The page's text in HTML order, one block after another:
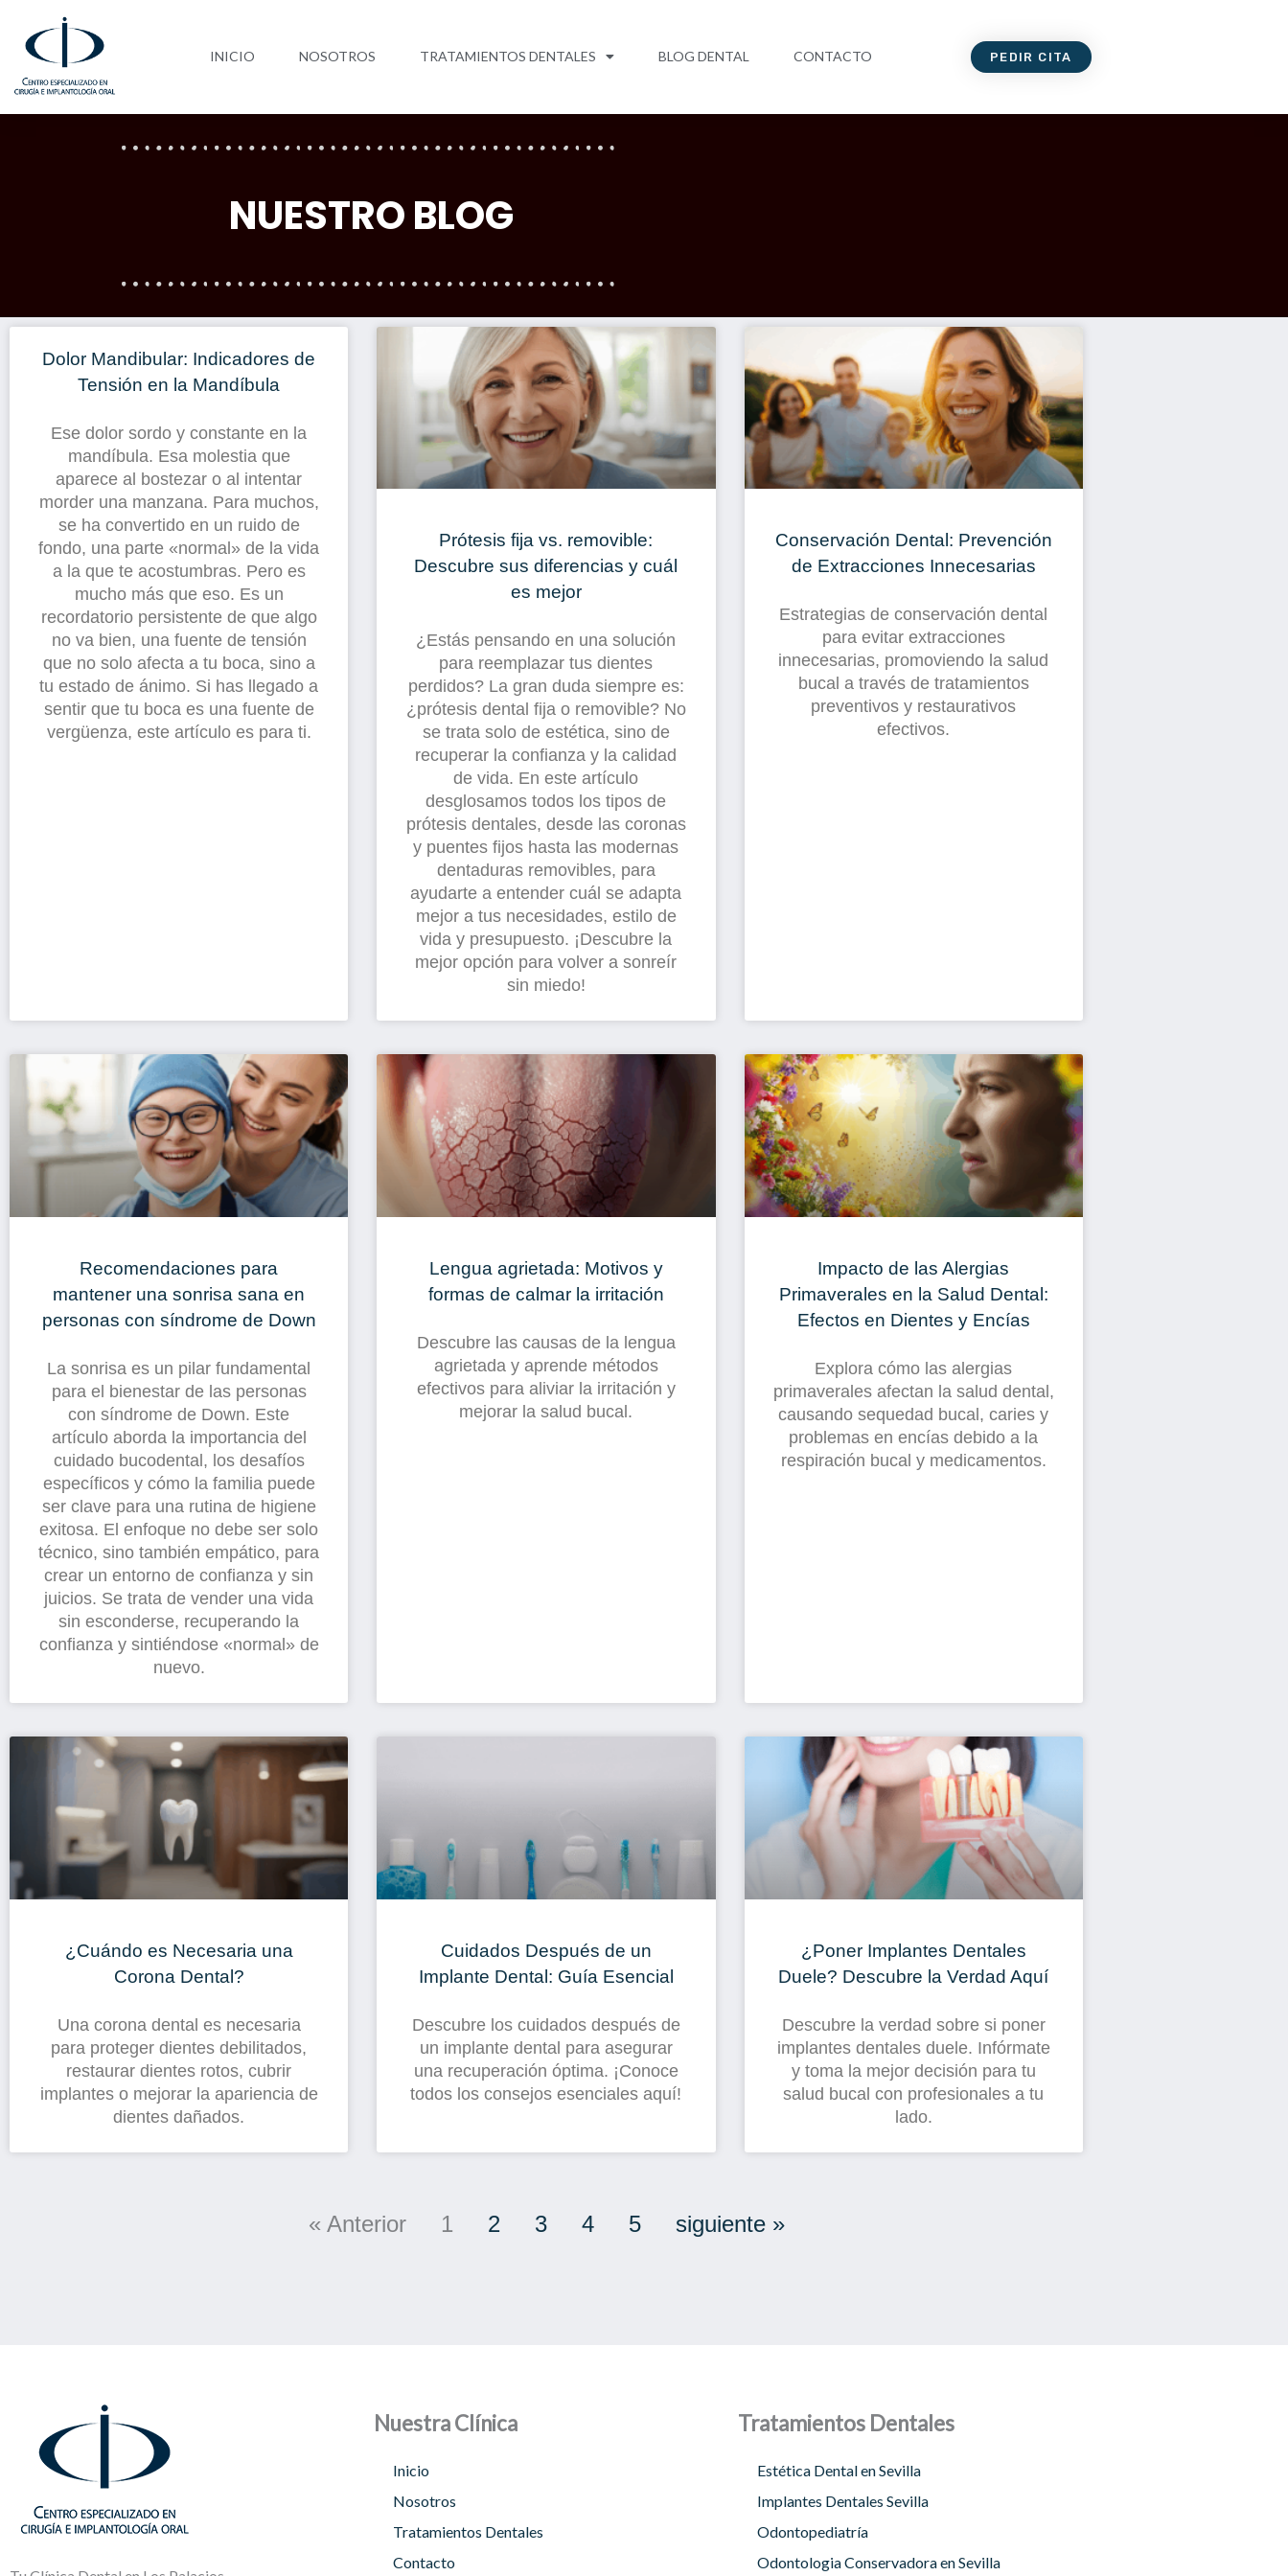
contenido
INICIO NOSOTROS TRATAMIENTOS DENTALES BLOG DENTAL CONTACTO PEDIR CITA
NUESTRO BLOG
Dolor Mandibular: Indicadores de
Tensión en la Mandíbula
Ese dolor sordo y constante en la
mandíbula. Esa molestia que
aparece al bostezar o al intentar
morder una manzana. Para muchos,
se ha convertido en un ruido de
fondo, una parte «normal» de la vida
a la que te acostumbras. Pero es
mucho más que eso. Es un
recordatorio persistente de que algo
no va bien, una fuente de tensión
que no solo afecta a tu boca, sino a
tu estado de ánimo. Si has llegado a
sentir que tu boca es una fuente de
vergüenza, este artículo es para ti.
Prótesis fija vs. removible:
Descubre sus diferencias y cuál
es mejor
¿Estás pensando en una solución
para reemplazar tus dientes
perdidos? La gran duda siempre es:
¿prótesis dental fija o removible? No
se trata solo de estética, sino de
recuperar la confianza y la calidad
de vida. En este artículo
desglosamos todos los tipos de
prótesis dentales, desde las coronas
y puentes fijos hasta las modernas
dentaduras removibles, para
ayudarte a entender cuál se adapta
mejor a tus necesidades, estilo de
vida y presupuesto. ¡Descubre la
mejor opción para volver a sonreír
sin miedo!
Conservación Dental: Prevención
de Extracciones Innecesarias
Estrategias de conservación dental
para evitar extracciones
innecesarias, promoviendo la salud
bucal a través de tratamientos
preventivos y restaurativos
efectivos.
Recomendaciones para
mantener una sonrisa sana en
personas con síndrome de Down
La sonrisa es un pilar fundamental
para el bienestar de las personas
con síndrome de Down. Este
artículo aborda la importancia del
cuidado bucodental, los desafíos
específicos y cómo la familia puede
ser clave para una rutina de higiene
exitosa. El enfoque no debe ser solo
técnico, sino también empático, para
crear un entorno de confianza y sin
juicios. Se trata de vender una vida
sin esconderse, recuperando la
confianza y sintiéndose «normal» de
nuevo.
Lengua agrietada: Motivos y
formas de calmar la irritación
Descubre las causas de la lengua
agrietada y aprende métodos
efectivos para aliviar la irritación y
mejorar la salud bucal.
Impacto de las Alergias
Primaverales en la Salud Dental:
Efectos en Dientes y Encías
Explora cómo las alergias
primaverales afectan la salud dental,
causando sequedad bucal, caries y
problemas en encías debido a la
respiración bucal y medicamentos.
¿Cuándo es Necesaria una
Corona Dental?
Una corona dental es necesaria
para proteger dientes debilitados,
restaurar dientes rotos, cubrir
implantes o mejorar la apariencia de
dientes dañados.
Cuidados Después de un
Implante Dental: Guía Esencial
Descubre los cuidados después de
un implante dental para asegurar
una recuperación óptima. ¡Conoce
todos los consejos esenciales aquí!
¿Poner Implantes Dentales
Duele? Descubre la Verdad Aquí
Descubre la verdad sobre si poner
implantes dentales duele. Infórmate
y toma la mejor decisión para tu
salud bucal con profesionales a tu
lado.
« Anterior
Page
1
Page
2
Page
3
Page
4
Page
5 siguiente »
Nuestra Clínica
Inicio
Nosotros
Tratamientos Dentales
Contacto
Tratamientos Dentales
Estética Dental en Sevilla
Implantes Dentales Sevilla
Odontopediatría
Odontologia Conservadora en Sevilla